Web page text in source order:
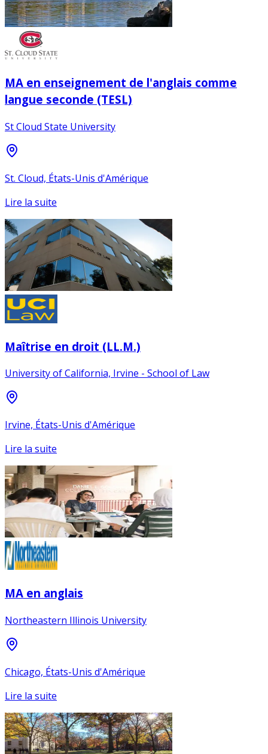
MA en enseignement de l'anglais comme
langue seconde (TESL)
St Cloud State University
St. Cloud, États-Unis d'Amérique
Lire la suite
Maîtrise en droit (LL.M.)
University of California, Irvine - School of Law
Irvine, États-Unis d'Amérique
Lire la suite
MA en anglais
Northeastern Illinois University
Chicago, États-Unis d'Amérique
Lire la suite